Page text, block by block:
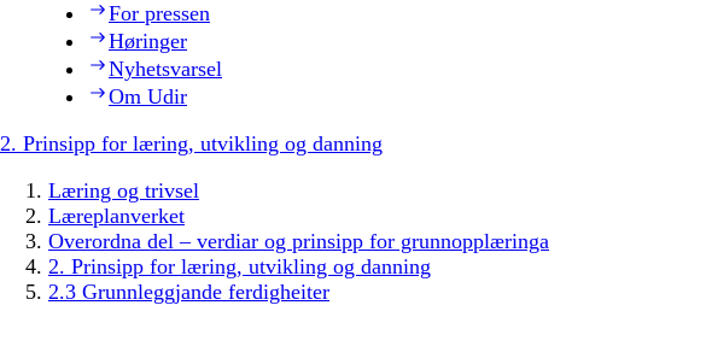
For pressen
Høringer
Nyhetsvarsel
Om Udir
2. Prinsipp for læring, utvikling og danning
Læring og trivsel
Læreplanverket
Overordna del – verdiar og prinsipp for grunnopplæringa
2. Prinsipp for læring, utvikling og danning
2.3 Grunnleggjande ferdigheiter